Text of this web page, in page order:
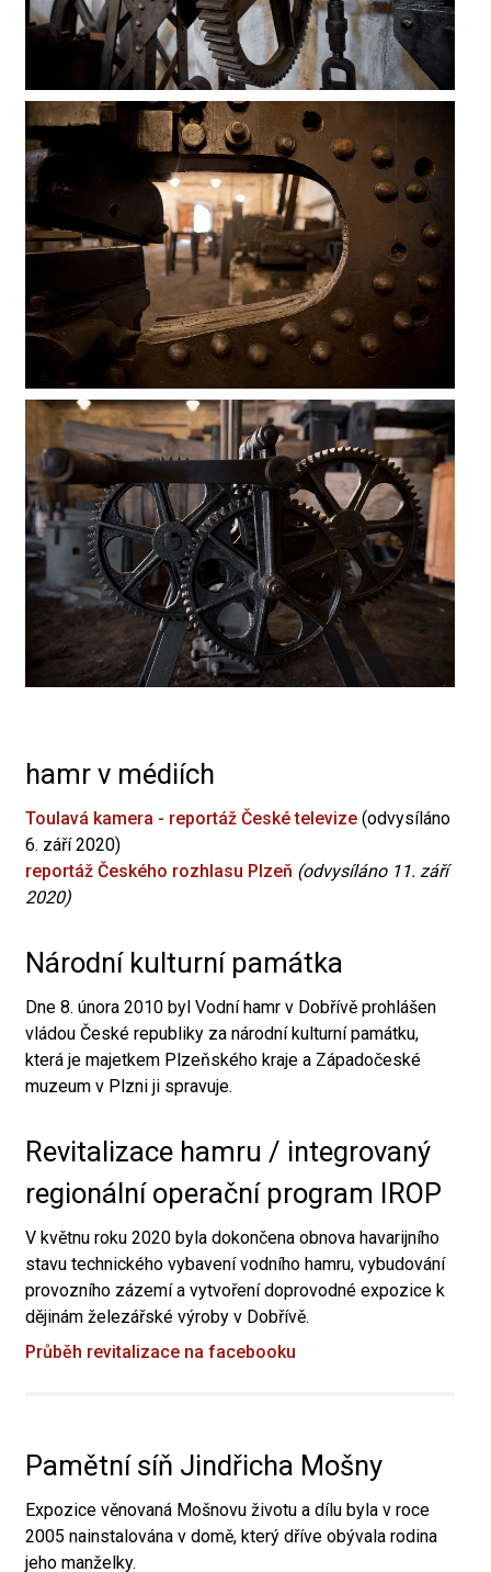
hamr v médiích
Toulavá kamera - reportáž České televize (odvysíláno
6. září 2020)
reportáž Českého rozhlasu Plzeň (odvysíláno 11. září
2020)
Národní kulturní památka
Dne 8. února 2010 byl Vodní hamr v Dobřívě prohlášen
vládou České republiky za národní kulturní památku,
která je majetkem Plzeňského kraje a Západočeské
muzeum v Plzni ji spravuje.
Revitalizace hamru / integrovaný
regionální operační program IROP
V květnu roku 2020 byla dokončena obnova havarijního
stavu technického vybavení vodního hamru, vybudování
provozního zázemí a vytvoření doprovodné expozice k
dějinám železářské výroby v Dobřívě.
Průběh revitalizace na facebooku
Pamětní síň Jindřicha Mošny
Expozice věnovaná Mošnovu životu a dílu byla v roce
2005 nainstalována v domě, který dříve obývala rodina
jeho manželky.